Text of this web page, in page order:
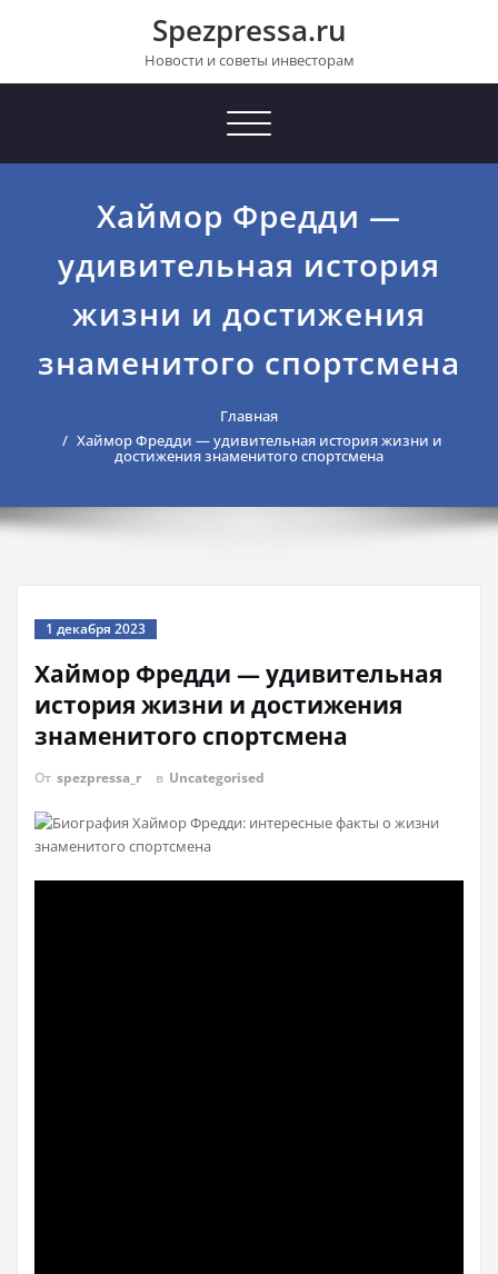
Spezpressa.ru
Новости и советы инвесторам
Toggle
Хаймор Фредди —
удивительная история
жизни и достижения
знаменитого спортсмена
Главная
Хаймор Фредди — удивительная история жизни и
достижения знаменитого спортсмена
1 декабря 2023
Хаймор Фредди — удивительная
история жизни и достижения
знаменитого спортсмена
От spezpressa_r в Uncategorised